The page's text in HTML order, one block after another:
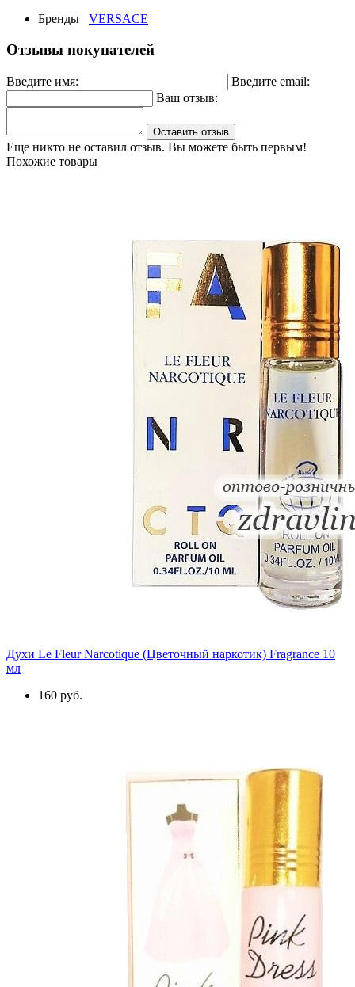
Бренды
VERSACE
Отзывы покупателей
Введите имя:
Введите email:
Ваш отзыв:
Оставить отзыв
Еще никто не оставил отзыв. Вы можете быть первым!
Похожие товары
Духи Le Fleur Narcotique (Цветочный наркотик) Fragrance 10
мл
160 руб.